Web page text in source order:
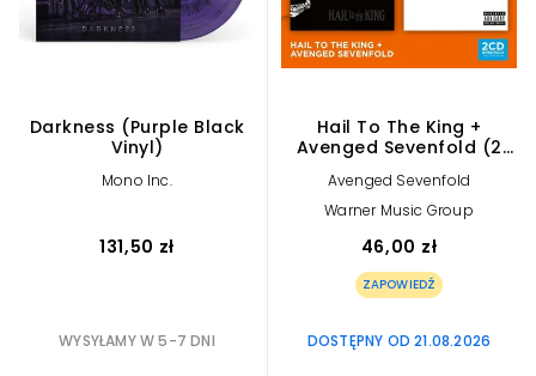
Darkness (Purple Black
Vinyl)
Mono Inc.
131,50 zł
WYSYŁAMY W 5-7 DNI
Hail To The King +
Avenged Sevenfold (2
Avenged Sevenfold
Warner Music Group
46,00 zł
ZAPOWIEDŹ
DOSTĘPNY OD 21.08.2026